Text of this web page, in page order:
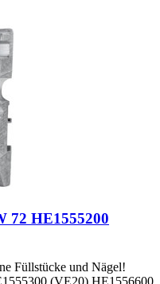
72 HE1555200
Füllstücke und Nägel!
(VE20) HE1556600